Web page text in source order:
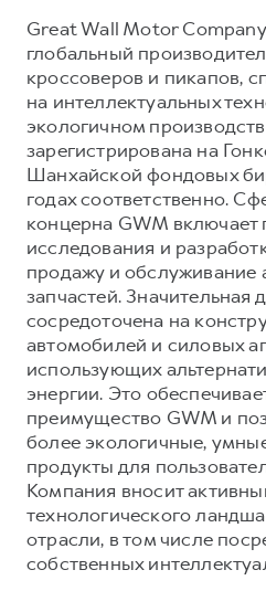
Great Wall Motor
глобальный
кроссоверов и пикапов,
на интеллектуальных
экологичном
зарегистрирована на
Шанхайской фондовых
годах соответственно.
концерна GWM включает
исследования и
продажу и обслуживание
запчастей. Значительная
сосредоточена на
автомобилей и силовых
использующих
энергии. Это
преимущество GWM и
более экологичные,
продукты для
Компания вносит
технологического
отрасли, в том числе
собственных